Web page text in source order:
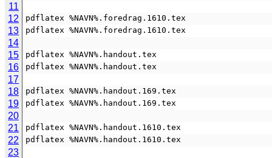
11
12
pdflatex %NAVN%.foredrag.1610.tex
13 pdflatex %NAVN%.foredrag.1610.tex
14
15
pdflatex %NAVN%.handout.tex
16 pdflatex %NAVN%.handout.tex
17
18
pdflatex %NAVN%.handout.169.tex
19 pdflatex %NAVN%.handout.169.tex
20
21
pdflatex %NAVN%.handout.1610.tex
22 pdflatex %NAVN%.handout.1610.tex
23